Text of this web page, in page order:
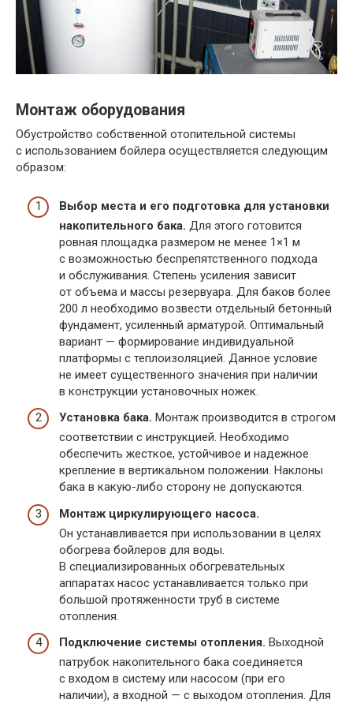
Монтаж оборудования
Обустройство собственной отопительной системы
с использованием бойлера осуществляется следующим
образом:
Выбор места и его подготовка для установки
накопительного бака. Для этого готовится
ровная площадка размером не менее 1×1 м
с возможностью беспрепятственного подхода
и обслуживания. Степень усиления зависит
от объема и массы резервуара. Для баков более
200 л необходимо возвести отдельный бетонный
фундамент, усиленный арматурой. Оптимальный
вариант — формирование индивидуальной
платформы с теплоизоляцией. Данное условие
не имеет существенного значения при наличии
в конструкции установочных ножек.
Установка бака. Монтаж производится в строгом
соответствии с инструкцией. Необходимо
обеспечить жесткое, устойчивое и надежное
крепление в вертикальном положении. Наклоны
бака в какую-либо сторону не допускаются.
Монтаж циркулирующего насоса.
Он устанавливается при использовании в целях
обогрева бойлеров для воды.
В специализированных обогревательных
аппаратах насос устанавливается только при
большой протяженности труб в системе
отопления.
Подключение системы отопления. Выходной
патрубок накопительного бака соединяется
с входом в систему или насосом (при его
наличии), а входной — с выходом отопления. Для